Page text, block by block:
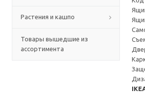
Растения и кашпо
Товары вышедшие из
ассортимента